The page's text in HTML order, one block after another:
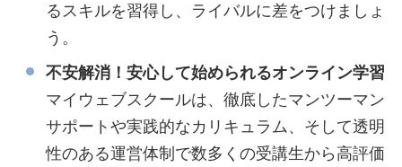
るスキルを習得し、ライバルに差をつけましょ
う。
不安解消！安心して始められるオンライン学習
マイウェブスクールは、徹底したマンツーマン
サポートや実践的なカリキュラム、そして透明
性のある運営体制で数多くの受講生から高評価